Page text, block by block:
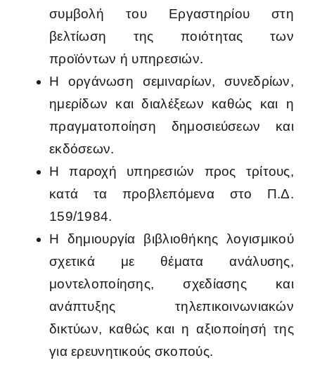
συμβολή του Εργαστηρίου στη
βελτίωση της ποιότητας των
προϊόντων ή υπηρεσιών.
Η οργάνωση σεμιναρίων, συνεδρίων,
ημερίδων και διαλέξεων καθώς και η
πραγματοποίηση δημοσιεύσεων και
εκδόσεων.
Η παροχή υπηρεσιών προς τρίτους,
κατά τα προβλεπόμενα στο Π.Δ.
159/1984.
Η δημιουργία βιβλιοθήκης λογισμικού
σχετικά με θέματα ανάλυσης,
μοντελοποίησης, σχεδίασης και
ανάπτυξης τηλεπικοινωνιακών
δικτύων, καθώς και η αξιοποίησή της
για ερευνητικούς σκοπούς.